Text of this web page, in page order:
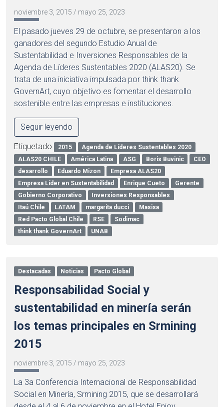
noviembre 3, 2015 / mayo 25, 2023
El pasado jueves 29 de octubre, se presentaron a los
ganadores del segundo Estudio Anual de
Sustentabilidad e Inversiones Responsables de la
Agenda de Líderes Sustentables 2020 (ALAS20). Se
trata de una iniciativa impulsada por think thank
GovernArt, cuyo objetivo es fomentar el desarrollo
sostenible entre las empresas e instituciones.
Seguir leyendo
Etiquetado 2015
Agenda de Líderes Sustentables 2020
ALAS20 CHILE
América Latina ASG Boris Buvinic
CEO
desarrollo
Eduardo Mizon
Empresa ALAS20
Empresa Líder en Sustentabilidad
Enrique Cueto
Gerente
Gobierno Corporativo
Inversiones Responsables
Itaú Chile
LATAM margarita ducci
Masisa
Red Pacto Global Chile
RSE
Sodimac
think thank GovernArt
UNAB
Destacadas Noticias Pacto Global
Responsabilidad Social y
sustentabilidad en minería serán
los temas principales en Srmining
2015
noviembre 3, 2015 / mayo 25, 2023
La 3a Conferencia Internacional de Responsabilidad
Social en Minería, Srmining 2015, que se desarrollará